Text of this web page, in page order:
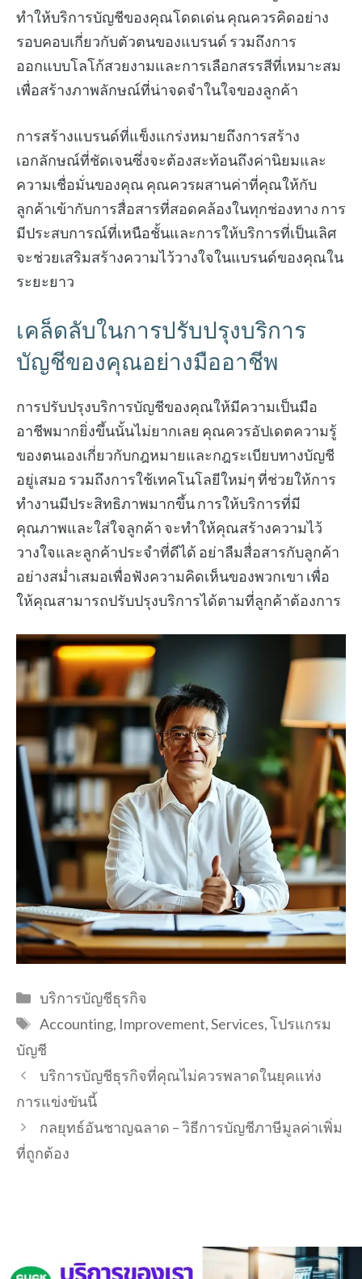
ทำให้บริการบัญชีของคุณโดดเด่น คุณควรคิดอย่าง
รอบคอบเกี่ยวกับตัวตนของแบรนด์ รวมถึงการ
ออกแบบโลโก้สวยงามและการเลือกสรรสีที่เหมาะสม
เพื่อสร้างภาพลักษณ์ที่น่าจดจำในใจของลูกค้า
การสร้างแบรนด์ที่แข็งแกร่งหมายถึงการสร้าง
เอกลักษณ์ที่ชัดเจนซึ่งจะต้องสะท้อนถึงค่านิยมและ
ความเชื่อมั่นของคุณ คุณควรผสานค่าที่คุณให้กับ
ลูกค้าเข้ากับการสื่อสารที่สอดคล้องในทุกช่องทาง การ
มีประสบการณ์ที่เหนือชั้นและการให้บริการที่เป็นเลิศ
จะช่วยเสริมสร้างความไว้วางใจในแบรนด์ของคุณใน
ระยะยาว
เคล็ดลับในการปรับปรุงบริการ
บัญชีของคุณอย่างมืออาชีพ
การปรับปรุงบริการบัญชีของคุณให้มีความเป็นมือ
อาชีพมากยิ่งขึ้นนั้นไม่ยากเลย คุณควรอัปเดตความรู้
ของตนเองเกี่ยวกับกฎหมายและกฎระเบียบทางบัญชี
อยู่เสมอ รวมถึงการใช้เทคโนโลยีใหม่ๆ ที่ช่วยให้การ
ทำงานมีประสิทธิภาพมากขึ้น การให้บริการที่มี
คุณภาพและใส่ใจลูกค้า จะทำให้คุณสร้างความไว้
วางใจและลูกค้าประจำที่ดีได้ อย่าลืมสื่อสารกับลูกค้า
อย่างสม่ำเสมอเพื่อฟังความคิดเห็นของพวกเขา เพื่อ
ให้คุณสามารถปรับปรุงบริการได้ตามที่ลูกค้าต้องการ
Categories
บริการบัญชีธุรกิจ
Tags
Accounting, Improvement,Services,โปรแกรม
บัญชี
บริการบัญชีธุรกิจที่คุณไม่ควรพลาดในยุคแห่ง
การแข่งขันนี้
กลยุทธ์อันชาญฉลาด – วิธีการบัญชีภาษีมูลค่าเพิ่ม
ที่ถูกต้อง